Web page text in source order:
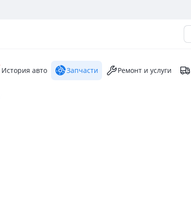
История авто Запчасти Ремонт и услуги